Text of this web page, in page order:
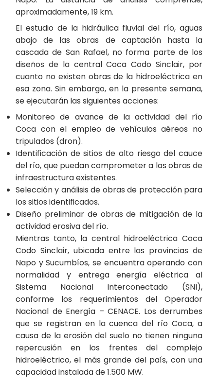
aproximadamente, 19 km.
El estudio de la hidráulica fluvial del río, aguas
abajo de las obras de captación hasta la
cascada de San Rafael, no forma parte de los
diseños de la central Coca Codo Sinclair, por
cuanto no existen obras de la hidroeléctrica en
esa zona. Sin embargo, en la presente semana,
se ejecutarán las siguientes acciones:
Monitoreo de avance de la actividad del río
Coca con el empleo de vehículos aéreos no
tripulados (dron).
Identificación de sitios de alto riesgo del cauce
del río, que puedan comprometer a las obras de
infraestructura existentes.
Selección y análisis de obras de protección para
los sitios identificados.
Diseño preliminar de obras de mitigación de la
actividad erosiva del río.
Mientras tanto, la central hidroeléctrica Coca
Codo Sinclair, ubicada entre las provincias de
Napo y Sucumbíos, se encuentra operando con
normalidad y entrega energía eléctrica al
Sistema Nacional Interconectado (SNI),
conforme los requerimientos del Operador
Nacional de Energía – CENACE. Los derrumbes
que se registran en la cuenca del río Coca, a
causa de la erosión del suelo no tienen ninguna
repercusión en los frentes del complejo
hidroeléctrico, el más grande del país, con una
capacidad instalada de 1.500 MW.